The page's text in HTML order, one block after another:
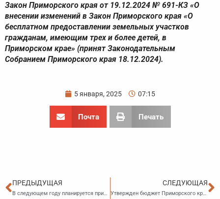
Закон Приморского края от 19.12.2024 № 691-КЗ «О
внесении изменений в Закон Приморского края «О
бесплатном предоставлении земельных участков
гражданам, имеющим трех и более детей, в
Приморском крае» (принят Законодательным
Собранием Приморского края 18.12.2024).
5 января, 2025 07:15
Почта Печать
Пред
ПРЕДЫДУЩАЯ
В следующем году планируется приватизировать краевое имущество на полмиллиарда рублей
СЛЕДУЮЩАЯ
Утвержден бюджет Приморского края на 2025 год